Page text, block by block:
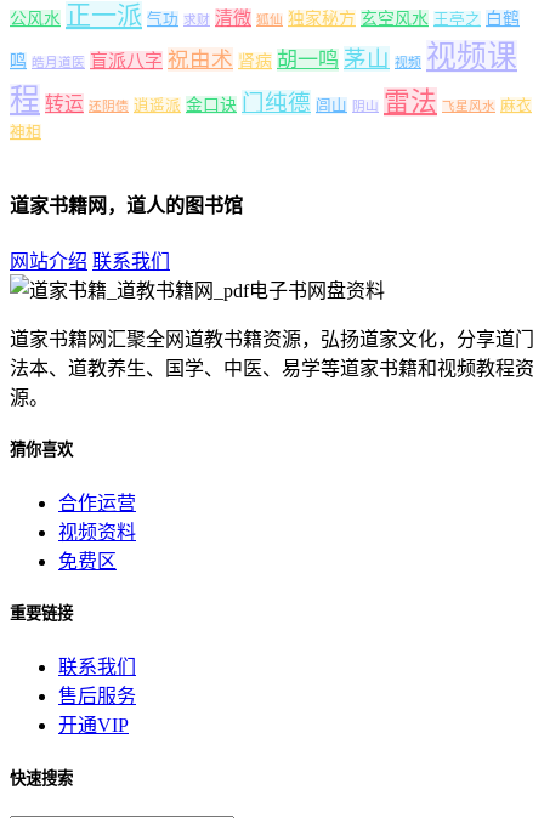
公风水 正一派 气功 求财 清微 狐仙 独家秘方 玄空风水 王亭之 白鹤
鸣 皓月道医 盲派八字 祝由术 肾病 胡一鸣 茅山 视频 视频课
程 转运 还阴债 逍遥派 金口诀 门纯德 闾山 阴山 雷法 飞星风水 麻衣
神相
道家书籍网，道人的图书馆
网站介绍 联系我们
道家书籍网汇聚全网道教书籍资源，弘扬道家文化，分享道门
法本、道教养生、国学、中医、易学等道家书籍和视频教程资
源。
猜你喜欢
合作运营
视频资料
免费区
重要链接
联系我们
售后服务
开通VIP
快速搜索